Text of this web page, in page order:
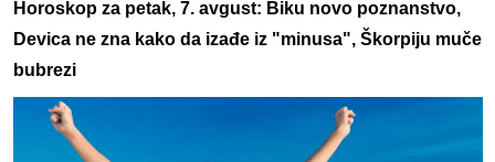
Horoskop za petak, 7. avgust: Biku novo poznanstvo,
Devica ne zna kako da izađe iz "minusa", Škorpiju muče
bubrezi